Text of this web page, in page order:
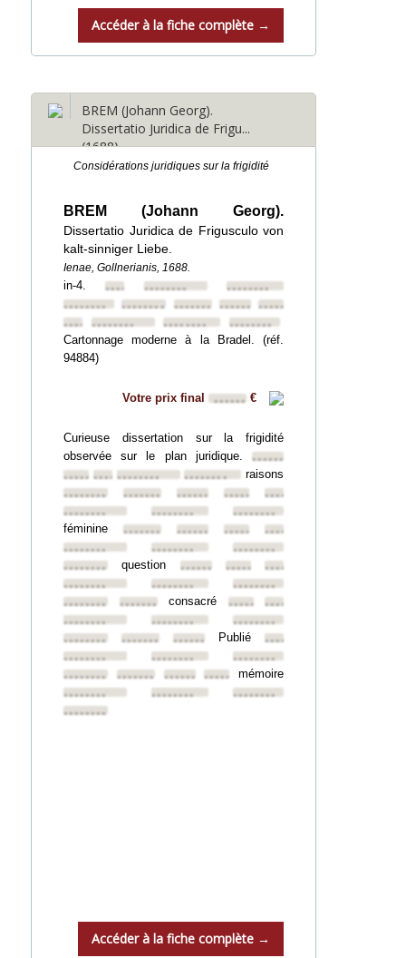
Accéder à la fiche complète →
BREM (Johann Georg).
Dissertatio Juridica de Frigu...
(1688)
Considérations juridiques sur la frigidité
BREM (Johann Georg).
Dissertatio Juridica de Frigusculo von
kalt-sinniger Liebe.
Ienae, Gollnerianis, 1688.
in-4.••••••••••••••••
••••••••
••••••••
•••••••• •••••••• ••••••••••••••••
•••••••••••••••• ••••••••
••••••••
Cartonnage moderne à la Bradel. (réf.
94884)
Votre prix final •••••• €
Curieuse dissertation sur la frigidité
observée sur le plan juridique. ••••••••
•••••••••••••••••••••••• ••••••••
raisons
••••••••
•••••••• •••••••• ••••••••••••••••
••••••••
••••••••
••••••••
féminine •••••••• •••••••• ••••••••••••••••
••••••••
••••••••
••••••••
•••••••• question •••••••• ••••••••••••••••
••••••••
••••••••
••••••••
••••••••
•••••••• consacré ••••••••••••••••
••••••••
••••••••
••••••••
••••••••
•••••••• ••••••••Publié ••••••••
••••••••
••••••••
••••••••
••••••••
•••••••• ••••••••••••••••mémoire
••••••••
••••••••
••••••••
••••••••
Accéder à la fiche complète →